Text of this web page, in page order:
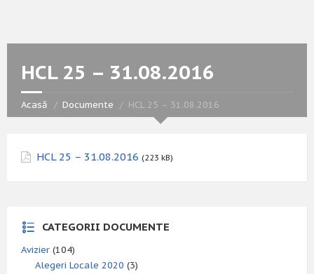
HCL 25 – 31.08.2016
Acasă Documente HCL 25 – 31.08.2016
HCL 25 – 31.08.2016 (223 kB)
CATEGORII DOCUMENTE
Avizier (104)
Alegeri Locale 2020 (3)